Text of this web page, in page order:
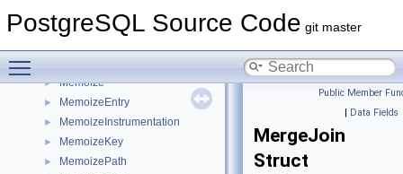
PostgreSQL Source Code git master
► MCVList
► Memoize
► MemoizeEntry
► MemoizeInstrumentation
► MemoizeKey
► MemoizePath
Public Member
| Data Fields
MergeJoin
Struct